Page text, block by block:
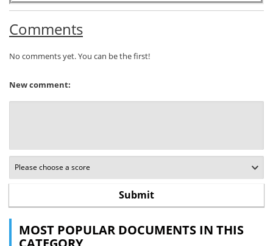
Comments
No comments yet. You can be the first!
New comment:
MOST POPULAR DOCUMENTS IN THIS